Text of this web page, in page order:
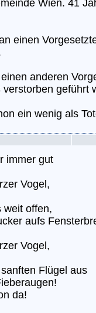
Wien. 41
einen
anderen
geführt
ein wenig als
immer gut
Vogel,
weit offen,
aufs
Vogel,
Flügel aus
da!